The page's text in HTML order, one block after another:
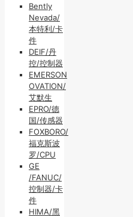
Bently
Nevada/
本特利/卡
件
DEIF/丹
控/控制器
EMERSON
OVATION/
艾默生
EPRO/德
国/传感器
FOXBORO/
福克斯波
罗/CPU
GE
/FANUC/
控制器/卡
件
HIMA/黑